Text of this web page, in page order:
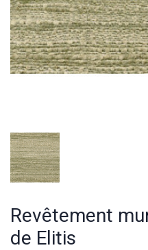
Revêtement
de Elitis